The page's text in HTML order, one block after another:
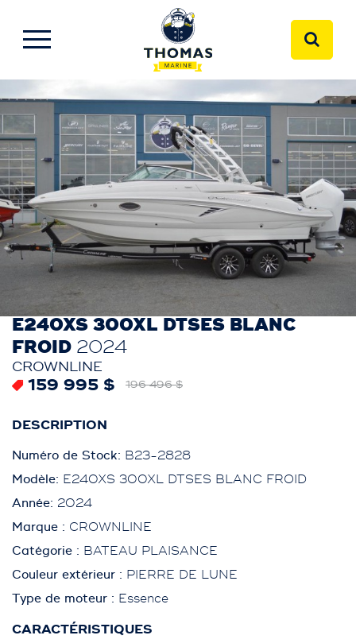
E240XS 300XL DTSES BLANC
FROID 2024
CROWNLINE
159 995 $ 196 496 $
DESCRIPTION
Numéro de Stock: B23-2828
Modèle: E240XS 300XL DTSES BLANC FROID
Année: 2024
Marque : CROWNLINE
Catégorie : BATEAU PLAISANCE
Couleur extérieur : PIERRE DE LUNE
Type de moteur : Essence
CARACTÉRISTIQUES